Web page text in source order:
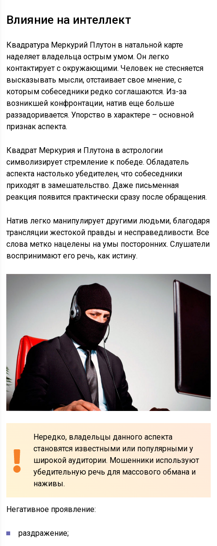
Влияние на интеллект
Квадратура Меркурий Плутон в натальной карте
наделяет владельца острым умом. Он легко
контактирует с окружающими. Человек не стесняется
высказывать мысли, отстаивает свое мнение, с
которым собеседники редко соглашаются. Из-за
возникшей конфронтации, натив еще больше
раззадоривается. Упорство в характере – основной
признак аспекта.
Квадрат Меркурия и Плутона в астрологии
символизирует стремление к победе. Обладатель
аспекта настолько убедителен, что собеседники
приходят в замешательство. Даже письменная
реакция появится практически сразу после обращения.
Натив легко манипулирует другими людьми, благодаря
трансляции жестокой правды и несправедливости. Все
слова метко нацелены на умы посторонних. Слушатели
воспринимают его речь, как истину.
Нередко, владельцы данного аспекта
становятся известными или популярными у
широкой аудитории. Мошенники используют
убедительную речь для массового обмана и
наживы.
Негативное проявление:
раздражение;